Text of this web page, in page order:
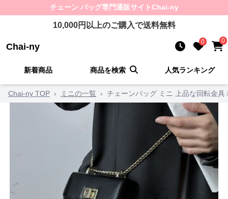
チェーン バッグ専門通販サイトChai-ny
10,000円以上のご購入で送料無料
Chai-ny 0 0
新着商品 商品を検索 人気ランキング
Chai-ny TOP › ミニの一覧 › チェーンバッグ ミニ 上品な回転金具